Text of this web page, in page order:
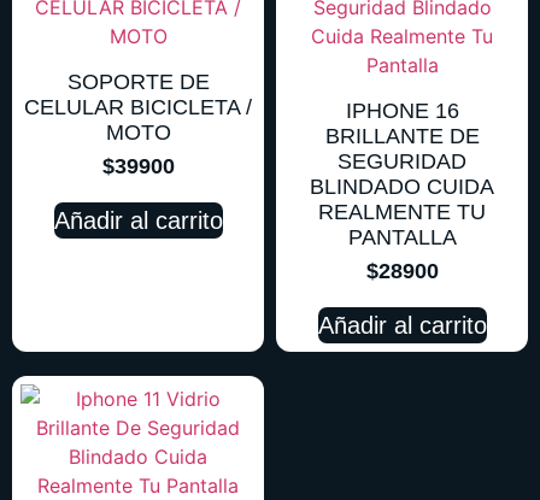
SOPORTE DE
CELULAR BICICLETA /
MOTO
$39900
Añadir al carrito
IPHONE 16
BRILLANTE DE
SEGURIDAD
BLINDADO CUIDA
REALMENTE TU
PANTALLA
$28900
Añadir al carrito